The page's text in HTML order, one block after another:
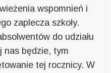
wspomnień i
zaplecza szkoły.
do udziału
nas będzie, tym
tej rocznicy. W